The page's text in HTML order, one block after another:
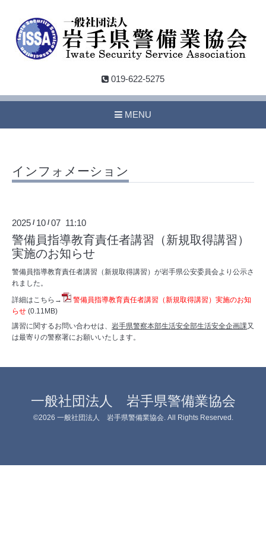
019-622-5275
MENU
インフォメーション
2025 / 10 /07 11:10
警備員指導教育責任者講習（新規取得講習）
実施のお知らせ
警備員指導教育責任者講習（新規取得講習）が岩手県公安委員会より公示さ
れました。
詳細はこちら→
警備員指導教育責任者講習（新規取得講習）実施のお知
らせ (0.11MB)
講習に関するお問い合わせは、 岩手県警察本部生活安全部生活安全企画課又
は最寄りの警察署にお願いいたします。
一般社団法人 岩手県警備業協会
©2026 一般社団法人 岩手県警備業協会. All Rights Reserved.